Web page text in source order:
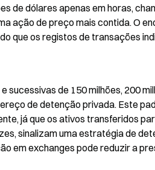
de dólares apenas em horas,
ação de preço mais contida. O
que os registos de transações
de 150 milhões, 200
de detenção privada. Este
já que os ativos transferidos
sinalizam uma estratégia de
em exchanges pode reduzir a